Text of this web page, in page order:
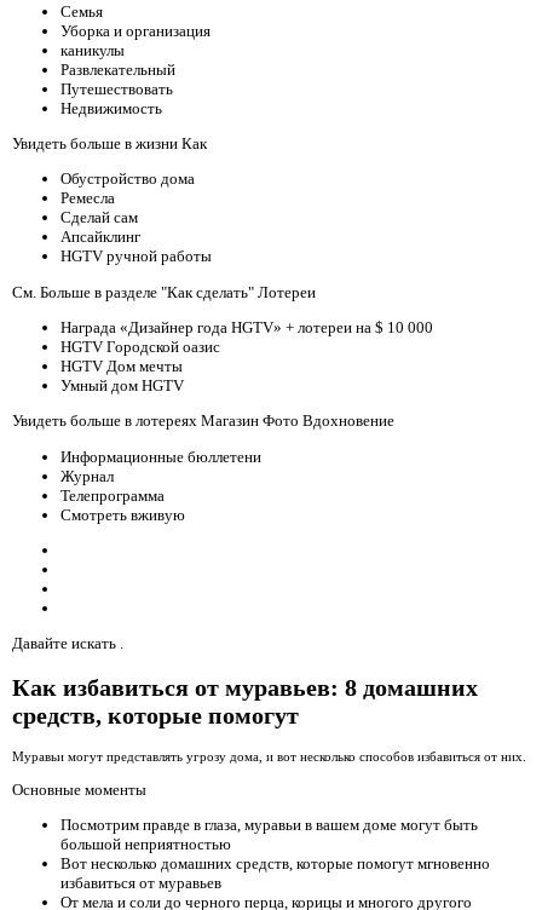
Семья
Уборка и организация
каникулы
Развлекательный
Путешествовать
Недвижимость
Увидеть больше в жизни Как
Обустройство дома
Ремесла
Сделай сам
Апсайклинг
HGTV ручной работы
См. Больше в разделе "Как сделать" Лотереи
Награда «Дизайнер года HGTV» + лотереи на $ 10 000
HGTV Городской оазис
HGTV Дом мечты
Умный дом HGTV
Увидеть больше в лотереях Магазин Фото Вдохновение
Информационные бюллетени
Журнал
Телепрограмма
Смотреть вживую
Давайте искать .
Как избавиться от муравьев: 8 домашних
средств, которые помогут
Муравьи могут представлять угрозу дома, и вот несколько способов избавиться от них.
Основные моменты
Посмотрим правде в глаза, муравьи в вашем доме могут быть
большой неприятностью
Вот несколько домашних средств, которые помогут мгновенно
избавиться от муравьев
От мела и соли до черного перца, корицы и многого другого